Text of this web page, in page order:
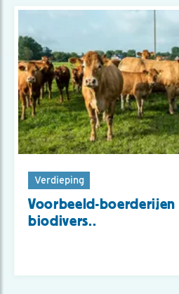
Verdieping
Voorbeeld-boerderijen
biodivers..